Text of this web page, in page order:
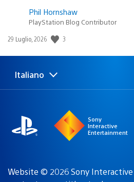
Phil Hornshaw
PlayStation Blog Contributor
Data
pubblicazione:
29 Luglio, 2026 3
Seleziona
Regione
Italiano
Sony
Interactive
Entertainment
Website © 2026 Sony